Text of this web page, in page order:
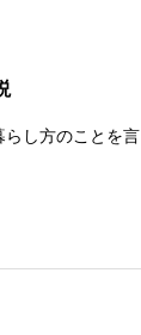
らし方のことを言